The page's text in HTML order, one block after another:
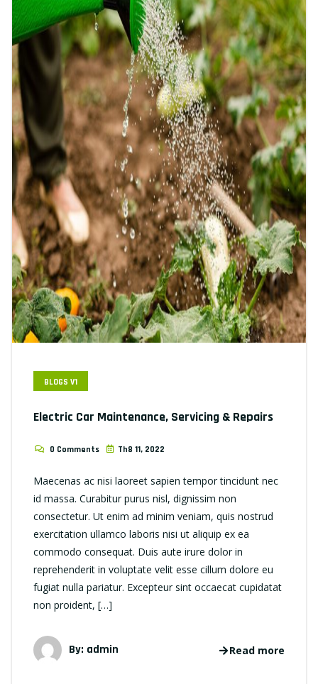
BLOGS V1
Electric Car Maintenance, Servicing & Repairs
0 Comments Th8 11, 2022
Maecenas ac nisi laoreet sapien tempor tincidunt nec
id massa. Curabitur purus nisl, dignissim non
consectetur. Ut enim ad minim veniam, quis nostrud
exercitation ullamco laboris nisi ut aliquip ex ea
commodo consequat. Duis aute irure dolor in
reprehenderit in voluptate velit esse cillum dolore eu
fugiat nulla pariatur. Excepteur sint occaecat cupidatat
non proident, […]
By: admin Read more